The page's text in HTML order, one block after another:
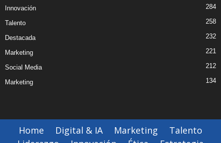
Innovación 284
Talento 258
Destacada 232
Marketing 221
Social Media 212
Marketing 134
Home Digital & IA Marketing
Talento